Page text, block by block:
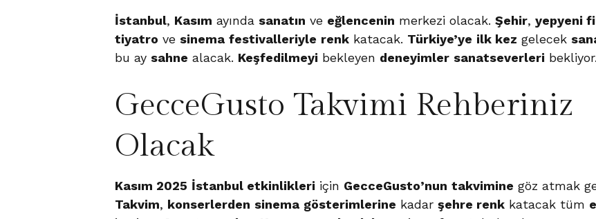
İstanbul, Kasım ayında sanatın ve eğlencenin merkezi olacak. Şehir, yepyeni
tiyatro ve sinema festivalleriyle renk katacak. Türkiye’ye ilk kez gelecek
bu ay sahne alacak. Keşfedilmeyi bekleyen deneyimler sanatseverleri bekliyor.
GecceGusto Takvimi Rehberiniz
Olacak
Kasım 2025 İstanbul etkinlikleri için GecceGusto’nun takvimine göz atmak
Takvim, konserlerden sinema gösterimlerine kadar şehre renk katacak tüm